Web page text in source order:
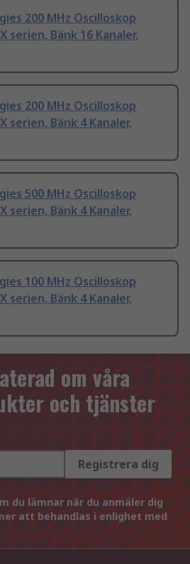
200 MHz Oscilloskop
serien, Bänk 16 Kanaler,
200 MHz Oscilloskop
serien, Bänk 4 Kanaler,
500 MHz Oscilloskop
serien, Bänk 4 Kanaler,
100 MHz Oscilloskop
serien, Bänk 4 Kanaler,
om våra
och tjänster
Registrera dig
du lämnar när du anmäler dig
att behandlas i enlighet med